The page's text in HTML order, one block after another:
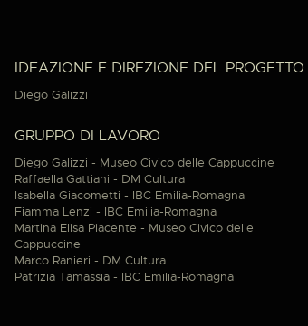
IDEAZIONE E DIREZIONE DEL PROGETTO
Diego Galizzi
GRUPPO DI LAVORO
Diego Galizzi - Museo Civico delle Cappuccine
Raffaella Gattiani - DM Cultura
Isabella Giacometti - IBC Emilia-Romagna
Fiamma Lenzi - IBC Emilia-Romagna
Martina Elisa Piacente - Museo Civico delle
Cappuccine
Marco Ranieri - DM Cultura
Patrizia Tamassia - IBC Emilia-Romagna